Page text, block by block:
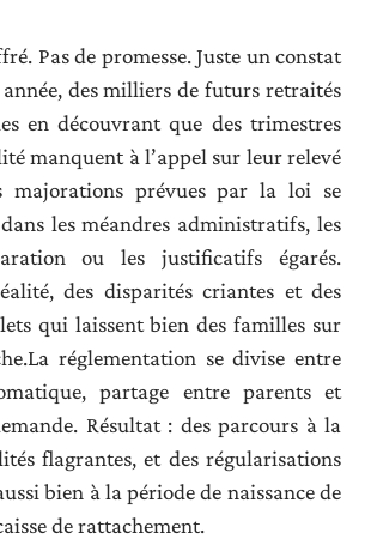
Pas de promesse. Juste un constat
des milliers de futurs retraités
en découvrant que des trimestres
manquent à l’appel sur leur relevé
majorations prévues par la loi se
les méandres administratifs, les
ou les justificatifs égarés.
des disparités criantes et des
qui laissent bien des familles sur
réglementation se divise entre
partage entre parents et
Résultat : des parcours à la
flagrantes, et des régularisations
bien à la période de naissance de
de rattachement.